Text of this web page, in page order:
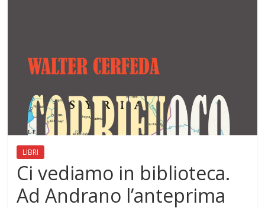
cultura,
turismo
curiosità
LIBRI
Ci vediamo in biblioteca.
Ad Andrano l’anteprima